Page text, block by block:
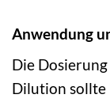
Anwendung
Die
Dilution sollte